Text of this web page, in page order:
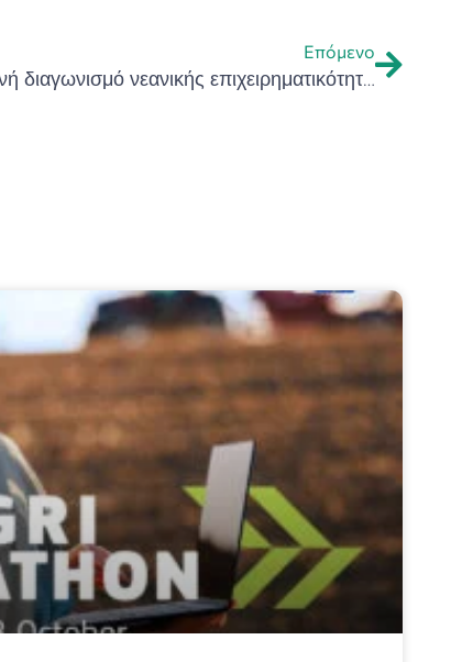
Επόμενο
Πρόσκληση συμμετοχής στον διεθνή διαγωνισμό νεανικής επιχειρηματικότητας «EUSAIR POPRI youth»